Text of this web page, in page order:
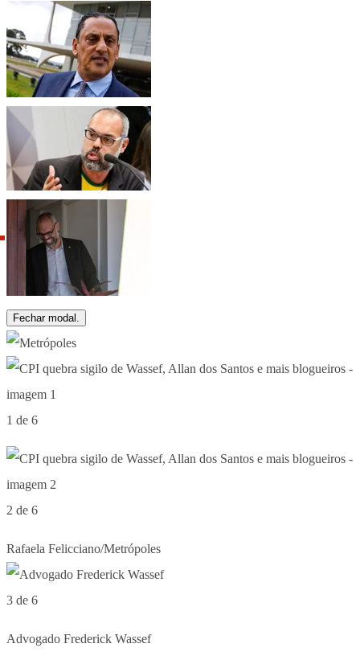
Fechar modal.
1 de 6
2 de 6
Rafaela Felicciano/Metrópoles
3 de 6
Advogado Frederick Wassef